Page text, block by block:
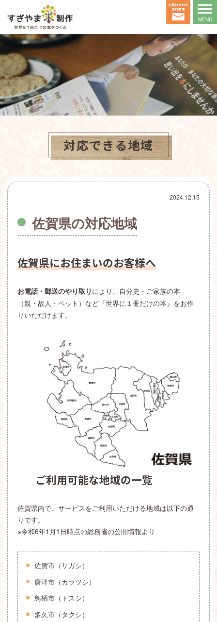
対応できる地域
2024.12.15
佐賀県の対応地域
佐賀県にお住まいのお客様へ
お電話・郵送のやり取り により、自分史・ご家族の本
（親・故人・ペット）など『世界に１冊だけの本』をお作
りいただけます。
ご利用可能な地域の一覧
佐賀県内で、サービスをご利用いただける地域は以下の通
りです。
※令和6年1月1日時点の総務省の公開情報より
佐賀市（サガシ）
唐津市（カラツシ）
鳥栖市（トスシ）
多久市（タクシ）